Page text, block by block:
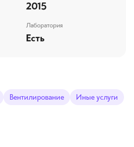
2015
Лаборатория
Есть
Вентилирование
Иные услуги